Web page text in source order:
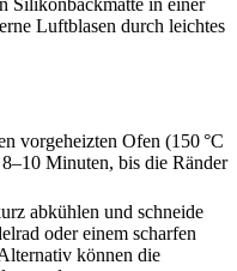
Luftblasen durch leichtes
vorgeheizten Ofen (150 °C
Minuten, bis die Ränder
abkühlen und schneide
oder einem scharfen
können die